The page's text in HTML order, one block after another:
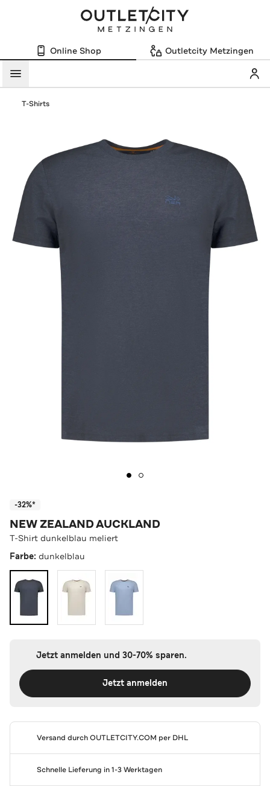
Online Shop Outletcity Metzingen
Menü
T-Shirts
-32%*
NEW ZEALAND AUCKLAND
T-Shirt dunkelblau meliert
Farbe: dunkelblau
Jetzt anmelden und 30-70% sparen.
Jetzt anmelden
Versand durchOUTLETCITY.COM per DHL
Schnelle Lieferung in 1-3 Werktagen